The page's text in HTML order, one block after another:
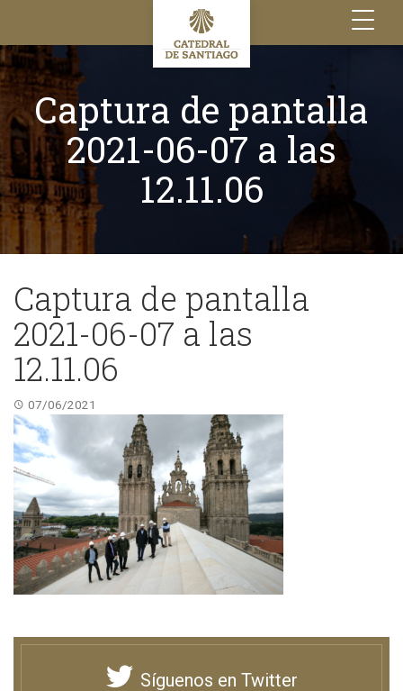
Toggle
navigation
Captura de pantalla
2021-06-07 a las
12.11.06
Captura de pantalla
2021-06-07 a las
12.11.06
07/06/2021
Síguenos en Twitter